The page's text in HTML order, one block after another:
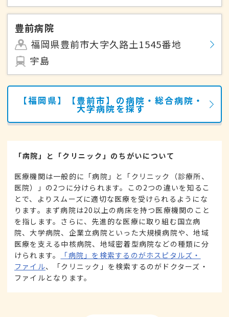
豊前病院
福岡県豊前市大字久路土1545番地
宇島
【福岡県】【豊前市】の病院・総合病院・
大学病院を探す
「病院」と「クリニック」のちがいについて
医療機関は一般的に「病院」と「クリニック（診療所、
医院）」の2つに分けられます。この2つの違いを知るこ
とで、よりスムーズに適切な医療を受けられるようにな
ります。まず病院は20以上の病床を持つ医療機関のこと
を指します。さらに、先進的な医療に取り組む国立病
院、大学病院、企業立病院といった大規模病院や、地域
医療を支える中核病院、地域密着型病院などの種類に分
けられます。
「病院」を検索するのがホスピタルズ・
ファイル、「クリニック」を検索するのがドクターズ・
ファイルとなります。